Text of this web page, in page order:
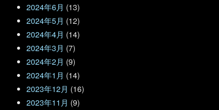
2024年6月 (13)
2024年5月 (12)
2024年4月 (14)
2024年3月 (7)
2024年2月 (9)
2024年1月 (14)
2023年12月 (16)
2023年11月 (9)